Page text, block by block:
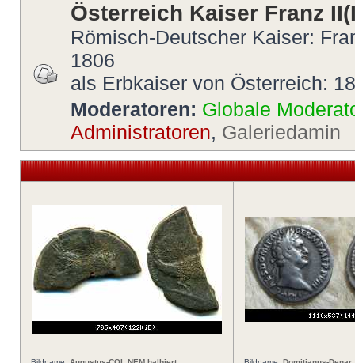
Österreich Kaiser Franz
Römisch-Deutscher Kaiser:
1806
als Erbkaiser von Österreich:
Moderatoren: Globale
Administratoren, Galeriedamin